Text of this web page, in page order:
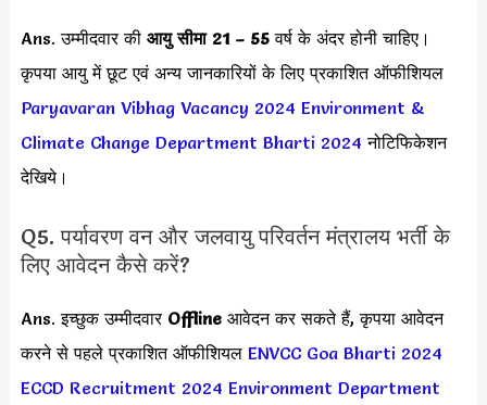
Ans. उम्मीदवार की आयु सीमा 21 – 55वर्ष के अंदर होनी चाहिए।
कृपया आयु में छूट एवं अन्य जानकारियों के लिए प्रकाशित ऑफीशियल
Paryavaran Vibhag Vacancy 2024 Environment &
Climate Change Department Bharti 2024 नोटिफिकेशन
देखिये।
Q5. पर्यावरण वन और जलवायु परिवर्तन मंत्रालय भर्ती के
लिए आवेदन कैसे करें?
Ans. इच्छुक उम्मीदवार Offline आवेदन कर सकते हैं, कृपया आवेदन
करने से पहले प्रकाशित ऑफीशियल ENVCC Goa Bharti 2024
ECCD Recruitment 2024 Environment Department